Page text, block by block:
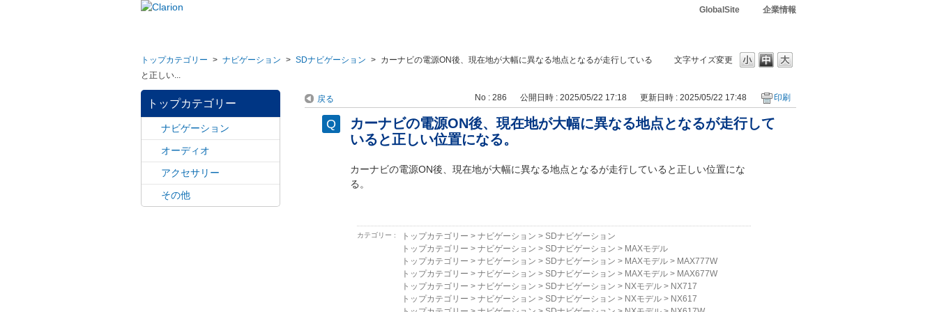
GlobalSite 企業情報
文字サイズ変更
トップカテゴリー > ナビゲーション > SDナビゲーション > カーナビの電源ON後、現在地が大幅に異なる地点となるが走行している
と正しい...
トップカテゴリー
ナビゲーション
オーディオ
アクセサリー
その他
戻る No : 286 公開日時 : 2025/05/22 17:18 更新日時 : 2025/05/22 17:48 印刷
カーナビの電源ON後、現在地が大幅に異なる地点となるが走行して
いると正しい位置になる。
カーナビの電源ON後、現在地が大幅に異なる地点となるが走行していると正しい位置にな
る。
カテゴリー : トップカテゴリー > ナビゲーション > SDナビゲーション
トップカテゴリー > ナビゲーション > SDナビゲーション > MAXモデル
トップカテゴリー > ナビゲーション > SDナビゲーション > MAXモデル > MAX777W
トップカテゴリー > ナビゲーション > SDナビゲーション > MAXモデル > MAX677W
トップカテゴリー > ナビゲーション > SDナビゲーション > NXモデル > NX717
トップカテゴリー > ナビゲーション > SDナビゲーション > NXモデル > NX617